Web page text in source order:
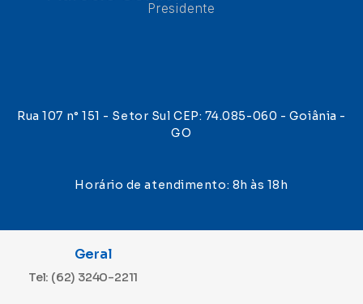
Presidente
Rua 107 n° 151 - Setor Sul CEP: 74.085-060 - Goiânia -
GO
Horário de atendimento: 8h às 18h
Geral
Tel: (62) 3240-2211